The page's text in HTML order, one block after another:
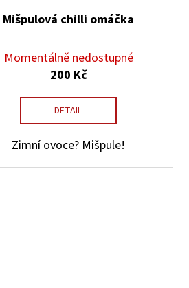
Mišpulová chilli omáčka
Momentálně nedostupné
200 Kč
DETAIL
Zimní ovoce? Mišpule!